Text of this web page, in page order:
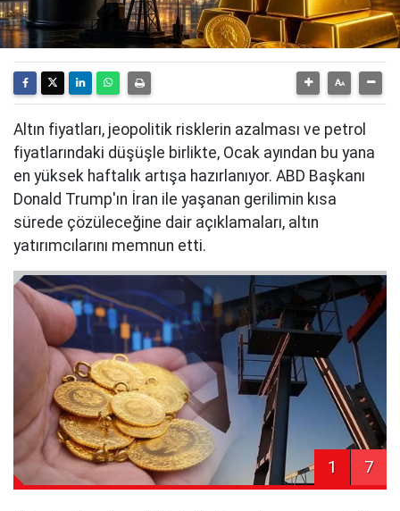
Altın fiyatları, jeopolitik risklerin azalması ve petrol
fiyatlarındaki düşüşle birlikte, Ocak ayından bu yana
en yüksek haftalık artışa hazırlanıyor. ABD Başkanı
Donald Trump'ın İran ile yaşanan gerilimin kısa
sürede çözüleceğine dair açıklamaları, altın
yatırımcılarını memnun etti.
1 7